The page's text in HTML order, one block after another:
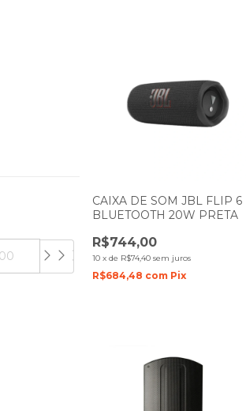
CAIXA DE SOM JBL FLIP 6
BLUETOOTH 20W PRETA
R$744,00
10 xde R$74,40 sem juros
R$684,48 com Pix